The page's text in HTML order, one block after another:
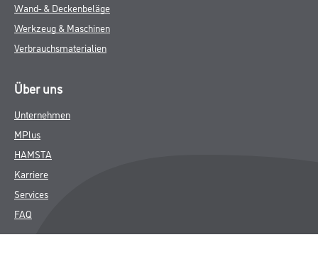
Wand- & Deckenbeläge
Werkzeug & Maschinen
Verbrauchsmaterialien
Über uns
Unternehmen
MPlus
HAMSTA
Karriere
Services
FAQ